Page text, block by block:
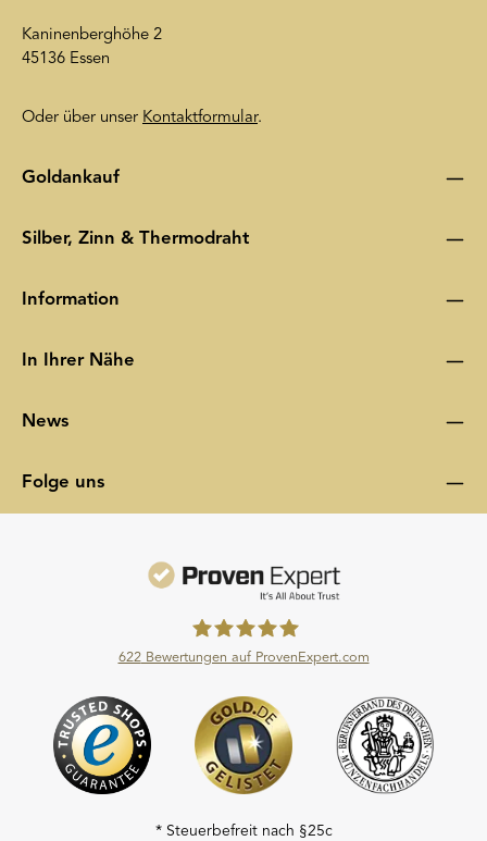
Kaninenberghöhe 2
45136 Essen
Oder über unser Kontaktformular.
Goldankauf
Silber, Zinn & Thermodraht
Information
In Ihrer Nähe
News
Folge uns
Moroder Scheideanstalt GmbH
622Bewertungen auf ProvenExpert.com
* Steuerbefreit nach §25c